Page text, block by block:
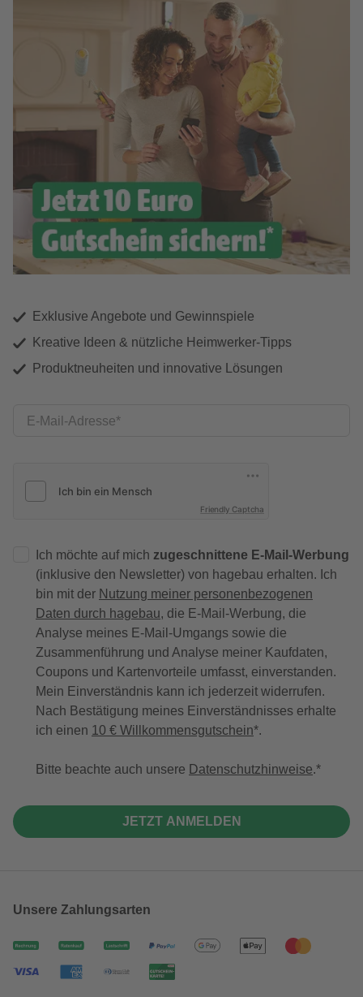
Exklusive Angebote und Gewinnspiele
Kreative Ideen & nützliche Heimwerker-Tipps
Produktneuheiten und innovative Lösungen
E-Mail-Adresse
Friendly Captcha
Ich möchte auf mich zugeschnittene E-Mail-Werbung
(inklusive den Newsletter) von hagebau erhalten. Ich
bin mit der Nutzung meiner personenbezogenen
Daten durch hagebau, die E-Mail-Werbung, die
Analyse meines E-Mail-Umgangs sowie die
Zusammenführung und Analyse meiner Kaufdaten,
Coupons und Kartenvorteile umfasst, einverstanden.
Mein Einverständnis kann ich jederzeit widerrufen.
Nach Bestätigung meines Einverständnisses erhalte
ich einen 10 € Willkommensgutschein*.
Bitte beachte auch unsere Datenschutzhinweise.
JETZT ANMELDEN
Unsere Zahlungsarten